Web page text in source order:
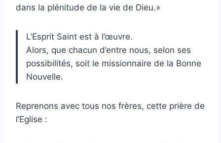
dans la plénitude de la vie de Dieu.»
L’Esprit Saint est à l’œuvre.
Alors, que chacun d’entre nous, selon ses
possibilités, soit le missionnaire de la Bonne
Nouvelle.
Reprenons avec tous nos frères, cette prière de
l’Eglise :